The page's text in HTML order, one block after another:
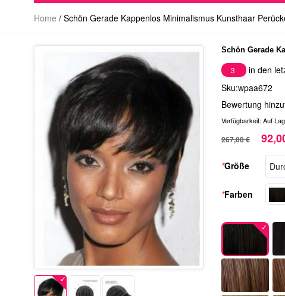
Home / Schön Gerade Kappenlos Minimalismus Kunsthaar
Schön Gerade
3
in den
Sku:wpaa672
Bewertung
Verfügbarkeit: Auf
267,00 €
*Größe
*Farben